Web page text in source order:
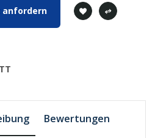
anfordern
Bewertungen